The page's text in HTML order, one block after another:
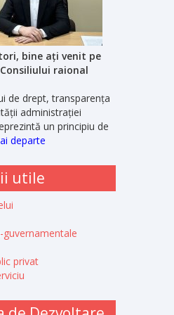
bine ați venit pe
raional
de drept, transparența
administrației
un principiu de
departe
utile
privat